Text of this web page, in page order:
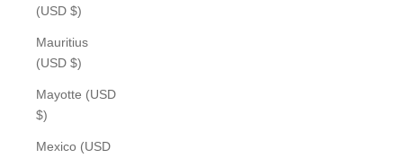
(USD $)
Mauritius
(USD $)
Mayotte (USD
$)
Mexico (USD